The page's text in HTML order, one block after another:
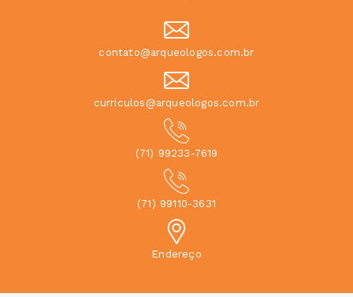
contato@arqueologos.com.br
curriculos@arqueologos.com.br
(71) 99233-7619
(71) 99110-3631
Endereço